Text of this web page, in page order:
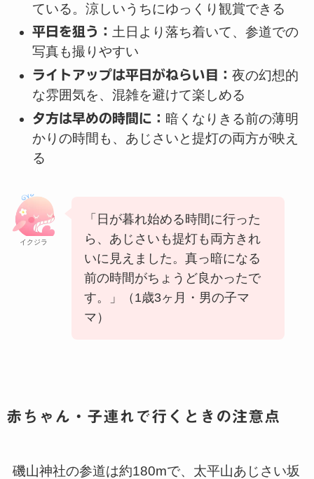
ている。涼しいうちにゆっくり観賞できる
平日を狙う： 土日より落ち着いて、参道での
写真も撮りやすい
ライトアップは平日がねらい目：夜の幻想的
な雰囲気を、混雑を避けて楽しめる
夕方は早めの時間に： 暗くなりきる前の薄明
かりの時間も、あじさいと提灯の両方が映え
る
イクジラ
「日が暮れ始める時間に行った
ら、あじさいも提灯も両方きれ
いに見えました。真っ暗になる
前の時間がちょうど良かったで
す。」（1歳3ヶ月・男の子マ
マ）
赤ちゃん・子連れで行くときの注意点
磯山神社の参道は約180mで、太平山あじさい坂